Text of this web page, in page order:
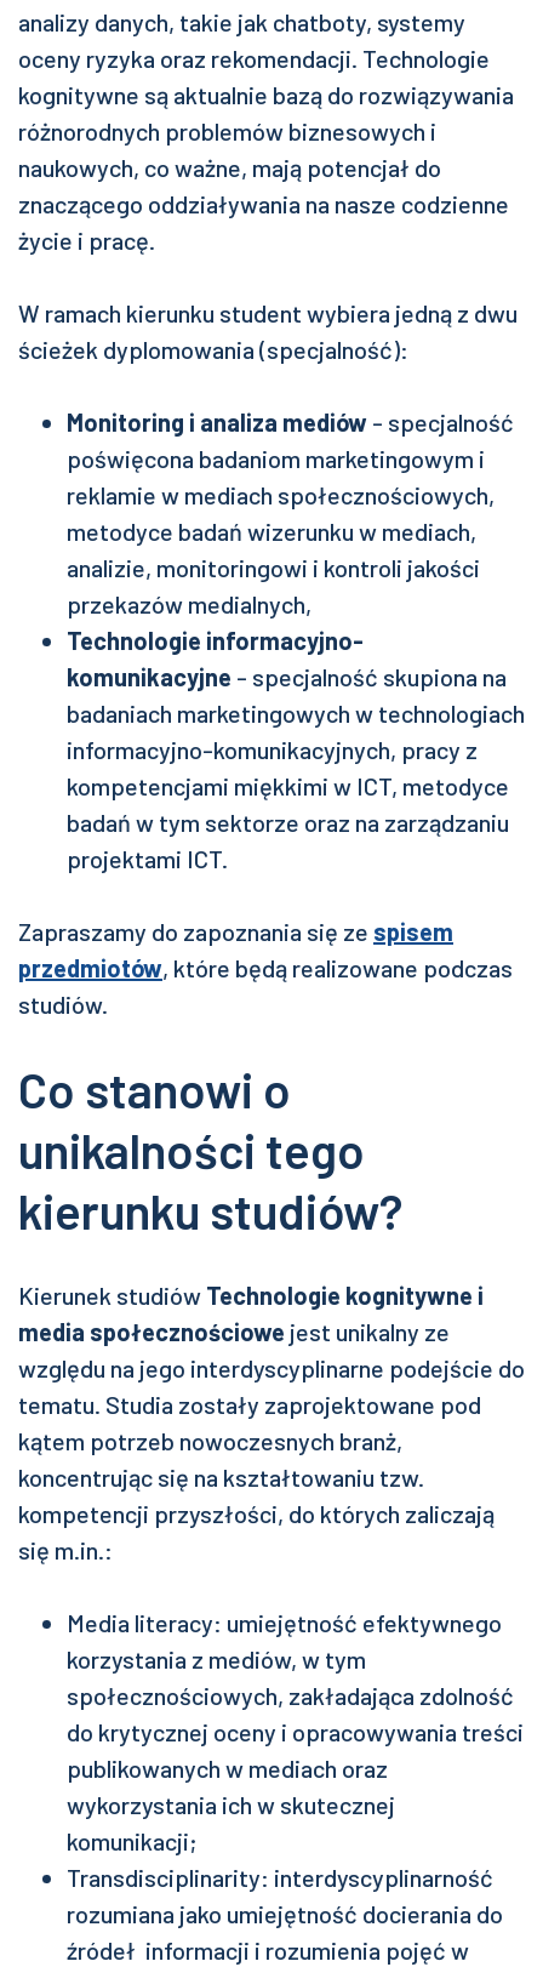
analizy danych, takie jak chatboty, systemy
oceny ryzyka oraz rekomendacji. Technologie
kognitywne są aktualnie bazą do rozwiązywania
różnorodnych problemów biznesowych i
naukowych, co ważne, mają potencjał do
znaczącego oddziaływania na nasze codzienne
życie i pracę.
W ramach kierunku student wybiera jedną z dwu
ścieżek dyplomowania (specjalność):
Monitoring i analiza mediów - specjalność
poświęcona badaniom marketingowym i
reklamie w mediach społecznościowych,
metodyce badań wizerunku w mediach,
analizie, monitoringowi i kontroli jakości
przekazów medialnych,
Technologie informacyjno-
komunikacyjne - specjalność skupiona na
badaniach marketingowych w technologiach
informacyjno-komunikacyjnych, pracy z
kompetencjami miękkimi w ICT, metodyce
badań w tym sektorze oraz na zarządzaniu
projektami ICT.
Zapraszamy do zapoznania się ze spisem
przedmiotów, które będą realizowane podczas
studiów.
Co stanowi o
unikalności tego
kierunku studiów?
Kierunek studiów Technologie kognitywne i
media społecznościowe jest unikalny ze
względu na jego interdyscyplinarne podejście do
tematu. Studia zostały zaprojektowane pod
kątem potrzeb nowoczesnych branż,
koncentrując się na kształtowaniu tzw.
kompetencji przyszłości, do których zaliczają
się m.in.:
Media literacy: umiejętność efektywnego
korzystania z mediów, w tym
społecznościowych, zakładająca zdolność
do krytycznej oceny i opracowywania treści
publikowanych w mediach oraz
wykorzystania ich w skutecznej
komunikacji;
Transdisciplinarity: interdyscyplinarność
rozumiana jako umiejętność docierania do
źródeł informacji i rozumienia pojęć w